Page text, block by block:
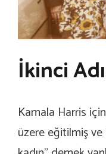
İkinci
Kamala Harris
üzere eğitilmiş